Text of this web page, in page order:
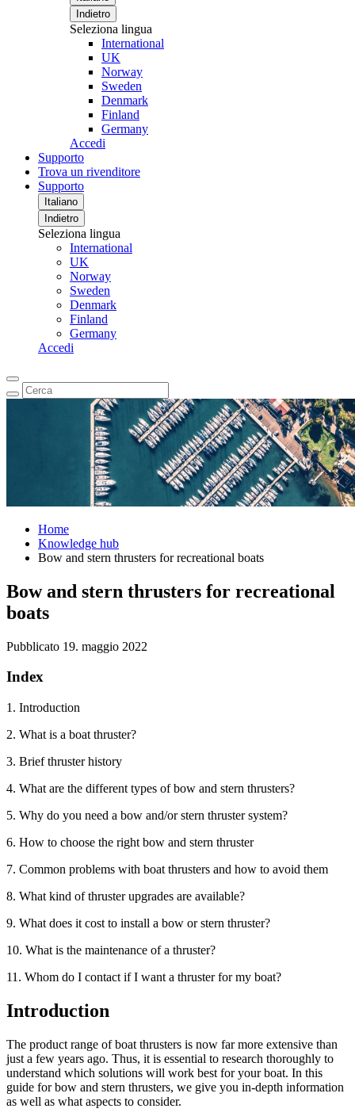
Indietro
Seleziona lingua
International
UK
Norway
Sweden
Denmark
Finland
Germany
Accedi
Supporto
Trova un rivenditore
Supporto
Italiano
Indietro
Seleziona lingua
International
UK
Norway
Sweden
Denmark
Finland
Germany
Accedi
Home
Knowledge hub
Bow and stern thrusters for recreational boats
Bow and stern thrusters for recreational
boats
Pubblicato 19. maggio 2022
Index
1. Introduction
2. What is a boat thruster?
3. Brief thruster history
4. What are the different types of bow and stern thrusters?
5. Why do you need a bow and/or stern thruster system?
6. How to choose the right bow and stern thruster
7. Common problems with boat thrusters and how to avoid them
8. What kind of thruster upgrades are available?
9. What does it cost to install a bow or stern thruster?
10. What is the maintenance of a thruster?
11. Whom do I contact if I want a thruster for my boat?
Introduction
The product range of boat thrusters is now far more extensive than
just a few years ago. Thus, it is essential to research thoroughly to
understand which solutions will work best for your boat. In this
guide for bow and stern thrusters, we give you in-depth information
as well as what aspects to consider.